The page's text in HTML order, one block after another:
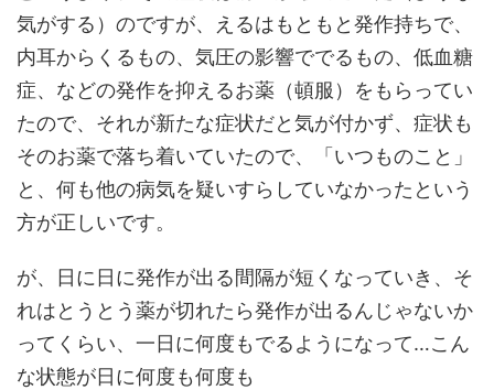
気がする）のですが、えるはもともと発作持ちで、
内耳からくるもの、気圧の影響ででるもの、低血糖
症、などの発作を抑えるお薬（頓服）をもらってい
たので、それが新たな症状だと気が付かず、症状も
そのお薬で落ち着いていたので、「いつものこと」
と、何も他の病気を疑いすらしていなかったという
方が正しいです。
が、日に日に発作が出る間隔が短くなっていき、そ
れはとうとう薬が切れたら発作が出るんじゃないか
ってくらい、一日に何度もでるようになって…こん
な状態が日に何度も何度も